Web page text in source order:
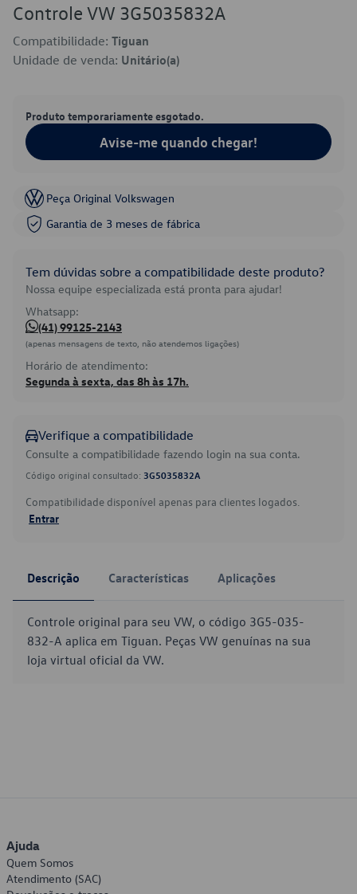
Controle VW 3G5035832A
Compatibilidade: Tiguan
Unidade de venda: Unitário(a)
Produto temporariamente esgotado.
Avise-me quando chegar!
Peça Original Volkswagen
Garantia de 3 meses de fábrica
Tem dúvidas sobre a compatibilidade deste produto?
Nossa equipe especializada está pronta para ajudar!
Whatsapp:
(41) 99125-2143
(apenas mensagens de texto, não atendemos ligações)
Horário de atendimento:
Segunda à sexta, das 8h às 17h.
Verifique a compatibilidade
Consulte a compatibilidade fazendo login na sua conta.
Código original consultado: 3G5035832A
Compatibilidade disponível apenas para clientes logados.
Entrar
Descrição Características Aplicações
Controle original para seu VW, o código 3G5-035-
832-A aplica em Tiguan. Peças VW genuínas na sua
loja virtual oficial da VW.
Ajuda
Quem Somos
Atendimento (SAC)